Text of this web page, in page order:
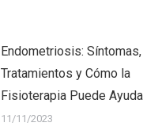
Endometriosis: Síntomas,
Tratamientos y Cómo la
Fisioterapia Puede
11/11/2023